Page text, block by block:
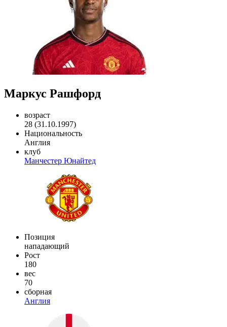
Маркус Рашфорд
возраст
28 (31.10.1997)
Национальность
Англия
клуб
Манчестер Юнайтед
Позиция
нападающий
Рост
180
вес
70
сборная
Англия